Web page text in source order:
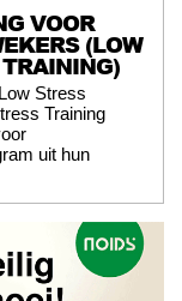
VOOR
(LOW
Stress
Training
uit hun